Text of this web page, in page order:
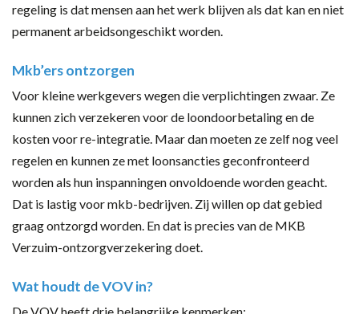
regeling is dat mensen aan het werk blijven als dat kan en niet
permanent arbeidsongeschikt worden.
Mkb’ers ontzorgen
Voor kleine werkgevers wegen die verplichtingen zwaar. Ze
kunnen zich verzekeren voor de loondoorbetaling en de
kosten voor re-integratie. Maar dan moeten ze zelf nog veel
regelen en kunnen ze met loonsancties geconfronteerd
worden als hun inspanningen onvoldoende worden geacht.
Dat is lastig voor mkb-bedrijven. Zij willen op dat gebied
graag ontzorgd worden. En dat is precies van de MKB
Verzuim-ontzorgverzekering doet.
Wat houdt de VOV in?
De VOV heeft drie belangrijke kenmerken: